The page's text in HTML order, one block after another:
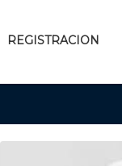
REGISTRACION